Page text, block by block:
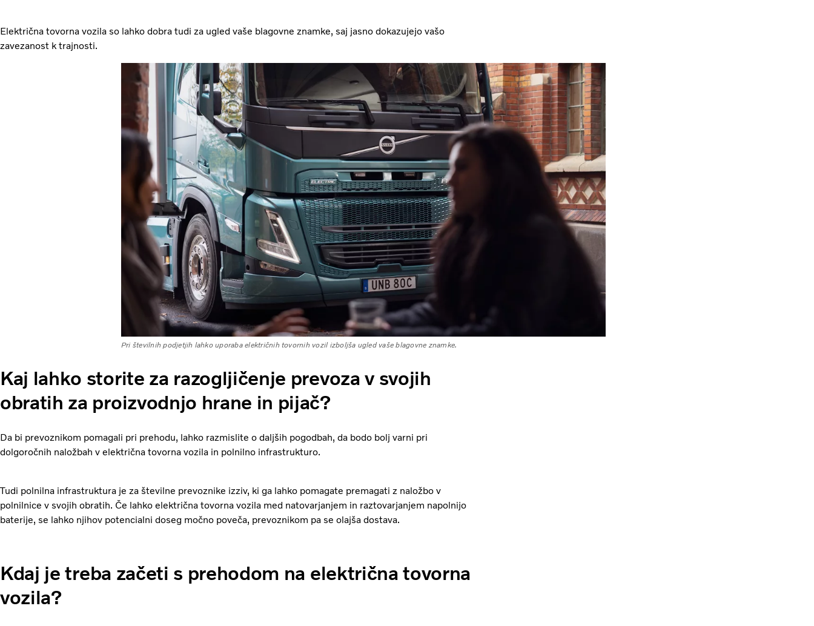
Električna tovorna vozila so lahko dobra tudi za ugled vaše blagovne znamke, saj jasno dokazujejo vašo
zavezanost k trajnosti.
Pri številnih podjetjih lahko uporaba električnih tovornih vozil izboljša ugled vaše blagovne znamke.
Kaj lahko storite za razogljičenje prevoza v svojih
obratih za proizvodnjo hrane in pijač?
Da bi prevoznikom pomagali pri prehodu, lahko razmislite o daljših pogodbah, da bodo bolj varni pri
dolgoročnih naložbah v električna tovorna vozila in polnilno infrastrukturo.
Tudi polnilna infrastruktura je za številne prevoznike izziv, ki ga lahko pomagate premagati z naložbo v
polnilnice v svojih obratih. Če lahko električna tovorna vozila med natovarjanjem in raztovarjanjem napolnijo
baterije, se lahko njihov potencialni doseg močno poveča, prevoznikom pa se olajša dostava.
Kdaj je treba začeti s prehodom na električna tovorna
vozila?